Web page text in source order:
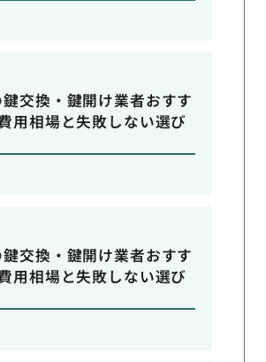
交換・鍵開け業者おすす
用相場と失敗しない選び
交換・鍵開け業者おすす
用相場と失敗しない選び